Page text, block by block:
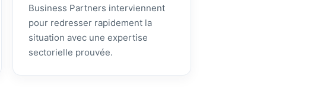
Business Partners interviennent
pour redresser rapidement la
situation avec une expertise
sectorielle prouvée.